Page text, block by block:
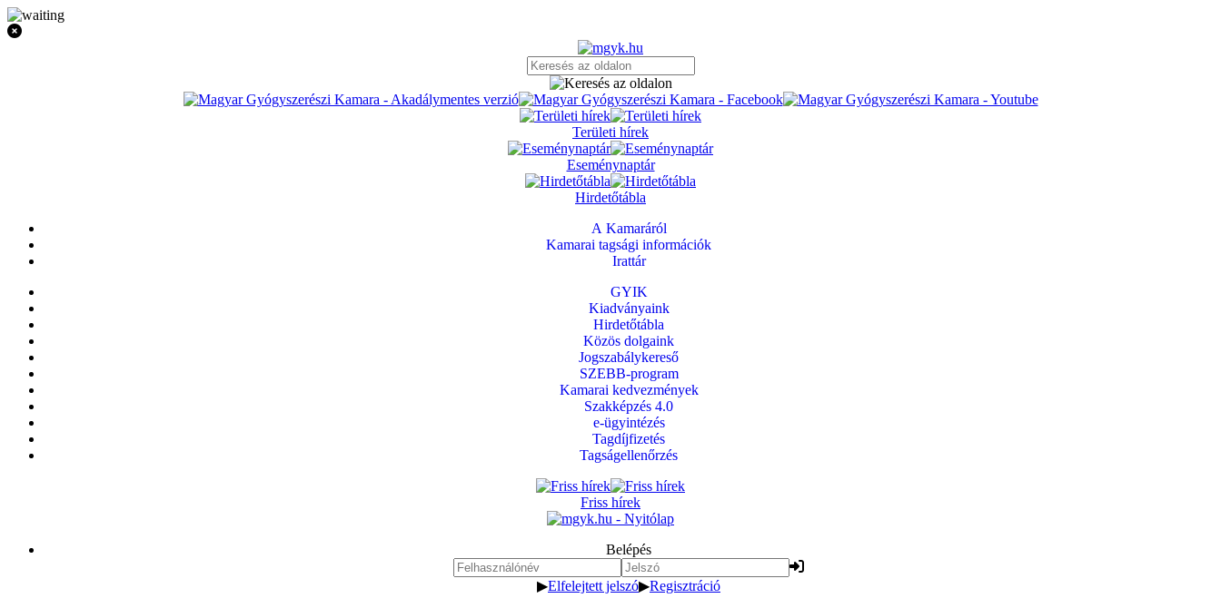
Területi hírek
Eseménynaptár
Hirdetőtábla
A Kamaráról
Kamarai tagsági információk
Irattár
GYIK
Kiadványaink
Hirdetőtábla
Közös dolgaink
Jogszabálykereső
SZEBB-program
Kamarai kedvezmények
Szakképzés 4.0
e-ügyintézés
Tagdíjfizetés
Tagságellenőrzés
Friss hírek
Belépés
▶Elfelejtett jelszó▶Regisztráció